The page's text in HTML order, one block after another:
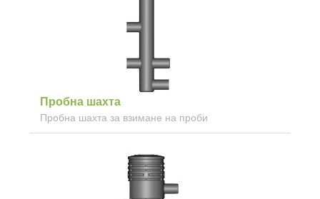
Пробна шахта
Пробна шахта за взимане на проби